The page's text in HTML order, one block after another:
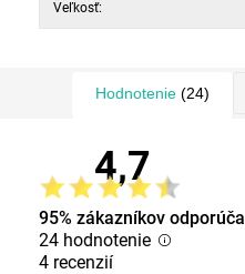
Veľkosť:
Hodnotenie (24)
4,7
95% zákazníkov odporúča
24 hodnotenie
4 recenzií